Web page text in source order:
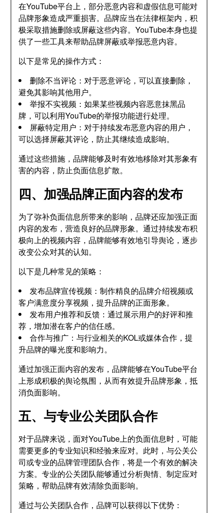
在YouTube平台上，部分恶意内容和虚假信息可能对
品牌形象造成严重损害。品牌应当在法律框架内，积
极采取措施删除或屏蔽这些内容。YouTube本身也提
供了一些工具来帮助品牌屏蔽或举报恶意内容。
以下是常见的操作方式：
删除不当评论：对于恶意评论，可以直接删除，
避免其影响其他用户。
举报不实视频：如果某些视频内容恶意抹黑品
牌，可以利用YouTube的举报功能进行处理。
屏蔽特定用户：对于持续发布恶意内容的用户，
可以选择屏蔽其评论，防止其继续造成影响。
通过这些措施，品牌能够及时有效地移除对其形象有
害的内容，防止负面信息扩散。
四、加强品牌正面内容的发布
为了弥补负面信息所带来的影响，品牌还应加强正面
内容的发布，营造良好的品牌形象。通过持续发布积
极向上的视频内容，品牌能够有效地引导舆论，逐步
改变公众对其的认知。
以下是几种常见的策略：
发布品牌宣传视频：制作精良的品牌介绍视频或
客户满意度分享视频，提升品牌的正面形象。
发布用户推荐和反馈：通过展示用户的好评和推
荐，增加潜在客户的信任感。
合作与推广：与行业相关的KOL或媒体合作，提
升品牌的曝光度和影响力。
通过加强正面内容的发布，品牌能够在YouTube平台
上形成积极的舆论氛围，从而有效提升品牌形象，抵
消负面影响。
五、与专业公关团队合作
对于品牌来说，面对YouTube上的负面信息时，可能
需要更多的专业知识和经验来应对。此时，与公关公
司或专业的品牌管理团队合作，将是一个有效的解决
方案。专业的公关团队能够通过分析舆情、制定应对
策略，帮助品牌有效清除负面影响。
通过与公关团队合作，品牌可以获得以下优势：